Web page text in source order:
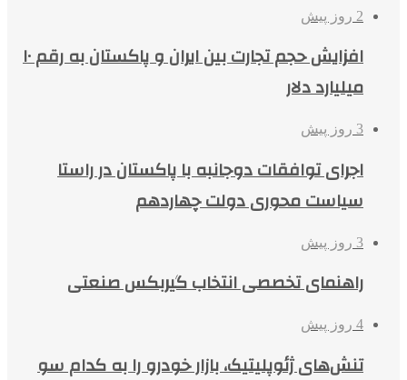
2 روز پیش
افزایش حجم تجارت بین ایران و پاکستان به رقم ۱۰
میلیارد دلار
3 روز پیش
اجرای توافقات دوجانبه با پاکستان در راستا
سیاست محوری دولت چهاردهم
3 روز پیش
راهنمای تخصصی انتخاب گیربکس صنعتی
4 روز پیش
تنش‌های ژئوپلیتیک، بازار خودرو را به کدام سو